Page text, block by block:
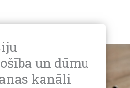
un dūmu
kanāli